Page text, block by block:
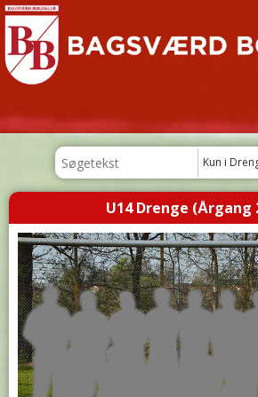
Kun i
U14 Drenge (Årgang